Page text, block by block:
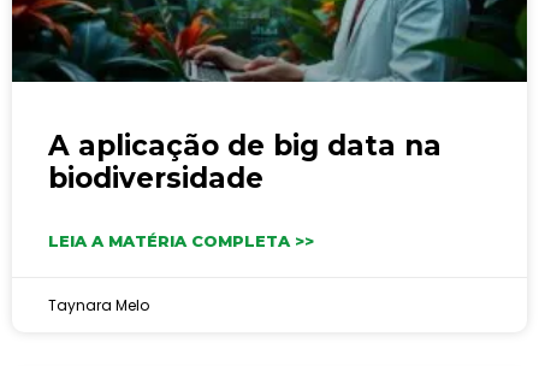
A aplicação de big data na
biodiversidade
LEIA A MATÉRIA COMPLETA >>
Taynara Melo